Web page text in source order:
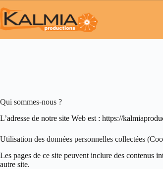
au
contenu
Qui sommes-nous ?
L’adresse de notre site Web est : https://
Utilisation des données personnelles collectées
Les pages de ce site peuvent inclure des contenus
autre site.